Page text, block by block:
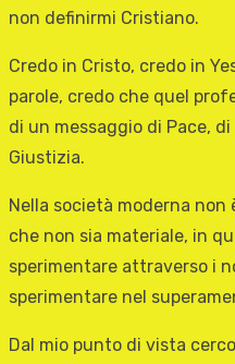
non definirmi Cristiano.
Credo in Cristo, credo in
parole, credo che quel
di un messaggio di Pace,
Giustizia.
Nella società moderna
che non sia materiale, in
sperimentare attraverso i
sperimentare nel
Dal mio punto di vista